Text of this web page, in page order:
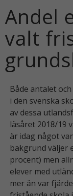
Andel
valt
Både antalet
i den svenska
av dessa
läsåret 2018/19
är idag något
bakgrund väljer
procent) men
elever med
mer än var